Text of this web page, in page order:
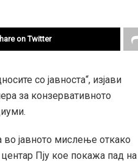
on Twitter
со јавноста“, изјави
за конзервативното
во јавното мислење откако
Пју кое покажа пад на